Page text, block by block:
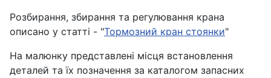
Розбирання, збирання та регулювання крана
описано у статті - "Тормозний кран стоянки"
На малюнку представлені місця встановлення
деталей та їх позначення за каталогом запасних